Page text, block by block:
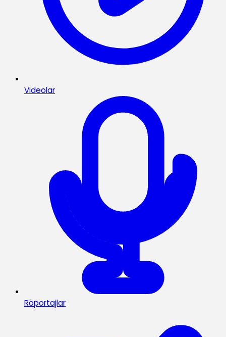
Videolar
Röportajlar